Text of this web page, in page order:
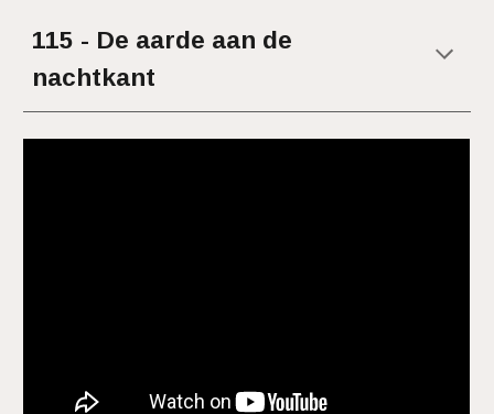
115 - De aarde aan de
nachtkant